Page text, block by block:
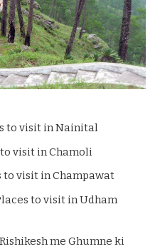
to visit in Nainital
to visit in Chamoli
to visit in Champawat
to visit in Udham
me Ghumne ki